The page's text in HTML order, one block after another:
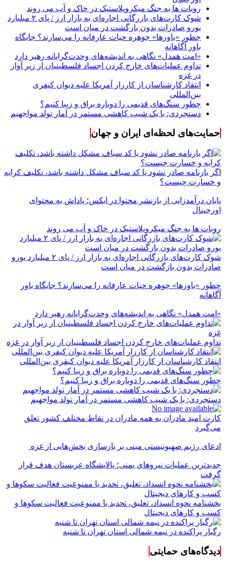
روبات ها به جنگ میکروپلاستیک در خاک و آب می روند
شوک کارت‌های بازرگانی اجاره‌ای به بازار ارز / پای ۲ میلیارد
یورو صادرات بدون بازگشت در میان است
چطور «باورها» جوهره حیات عارفانه را می‌سازند؟ جایگاه
باور آگاهانه
«امت همدل» نگاهی به اندیشه‌های وحدت‌گرایانه رهبر دارد
تداوم عملیات‌های خارج کردن اجساد فلسطینیان از زیر آوار
در غزه
انتقاد کارشناسان از کارزار آمریکا علیه دیوان کیفری
بین‌المللی
چطور سنگ‌های قدیمی را دوباره براق و زیبا کنیم؟
دستجردی: با یک شیب کاهشی مستمر در آمار تولد مواجهیم
حمایت‌های لحظه‌ای ایران و جهان
اگر بارنامه صادر نشود یا کد سباف مشکل داشته باشد، تکلیف کرایه
و خسارت چیست؟
پایان درآمدزایی از بازنشر محتوا در ایکس؛ پاداش به محتوای
اورجینال
روبات ها به جنگ میکروپلاستیک در خاک و آب می روند
شوک کارت‌های بازرگانی اجاره‌ای به بازار ارز / پای ۲ میلیارد یورو
صادرات بدون بازگشت در میان است
چطور «باورها» جوهره حیات عارفانه را می‌سازند؟ جایگاه باور
آگاهانه
«امت همدل» نگاهی به اندیشه‌های وحدت‌گرایانه رهبر دارد
تداوم عملیات‌های خارج کردن اجساد فلسطینیان از زیر آوار در غزه
انتقاد کارشناسان از کارزار آمریکا علیه دیوان کیفری بین‌المللی
چطور سنگ‌های قدیمی را دوباره براق و زیبا کنیم؟
دستجردی: با یک شیب کاهشی مستمر در آمار تولد مواجهیم
کارت امید مادران به همه مادران در نقاط مختلف کشور تعلق
می‌گیرد
ادعای رژیم صهیونیستی مبنی بر بازسازی بخش‌هایی از غزه
جدیدترین عملیات نیروهای یمنی؛ پالایشگاه عربستان هدف قرار
گرفت
بخشنامه نحوه انسداد، تعلیق، تحدید یا ممنوعیت فعالیت سکوها و
کسب و کارهای دیجیتال
رگبار پراکنده در نیمه شمالی استان تهران تا شنبه
دیدگاه‌های حمایتی